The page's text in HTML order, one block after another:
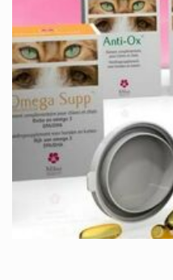
Médecins Sans Frontières
Medela Bébé / Medela Mère
Medica Maux De Gorge
Medice
Medik
Medtronic
Melapi - Meli Miel